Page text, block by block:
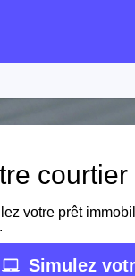
votre prêt
Simulez